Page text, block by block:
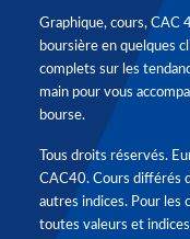
Graphique, cours, CAC
boursière en quelques
complets sur les
main pour vous
bourse.
Tous droits réservés.
CAC40. Cours différés
autres indices. Pour les
toutes valeurs et